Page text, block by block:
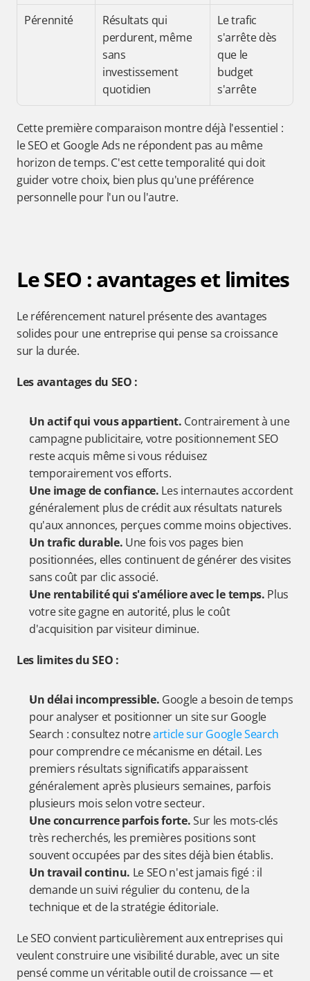
Pérennité
Résultats qui
perdurent, même
sans
investissement
quotidien
Le trafic
s'arrête dès
que le
budget
s'arrête
Cette première comparaison montre déjà l'essentiel :
le SEO et Google Ads ne répondent pas au même
horizon de temps. C'est cette temporalité qui doit
guider votre choix, bien plus qu'une préférence
personnelle pour l'un ou l'autre.
Le SEO : avantages et limites
Le référencement naturel présente des avantages
solides pour une entreprise qui pense sa croissance
sur la durée.
Les avantages du SEO :
Un actif qui vous appartient. Contrairement à une
campagne publicitaire, votre positionnement SEO
reste acquis même si vous réduisez
temporairement vos efforts.
Une image de confiance. Les internautes accordent
généralement plus de crédit aux résultats naturels
qu'aux annonces, perçues comme moins objectives.
Un trafic durable. Une fois vos pages bien
positionnées, elles continuent de générer des visites
sans coût par clic associé.
Une rentabilité qui s'améliore avec le temps. Plus
votre site gagne en autorité, plus le coût
d'acquisition par visiteur diminue.
Les limites du SEO :
Un délai incompressible. Google a besoin de temps
pour analyser et positionner un site sur Google
Search : consultez notre
pour comprendre ce mécanisme en détail. Les
premiers résultats significatifs apparaissent
généralement après plusieurs semaines, parfois
plusieurs mois selon votre secteur.
Une concurrence parfois forte. Sur les mots-clés
très recherchés, les premières positions sont
souvent occupées par des sites déjà bien établis.
Un travail continu. Le SEO n'est jamais figé : il
demande un suivi régulier du contenu, de la
technique et de la stratégie éditoriale.
Le SEO convient particulièrement aux entreprises qui
veulent construire une visibilité durable, avec un site
pensé comme un véritable outil de croissance — et